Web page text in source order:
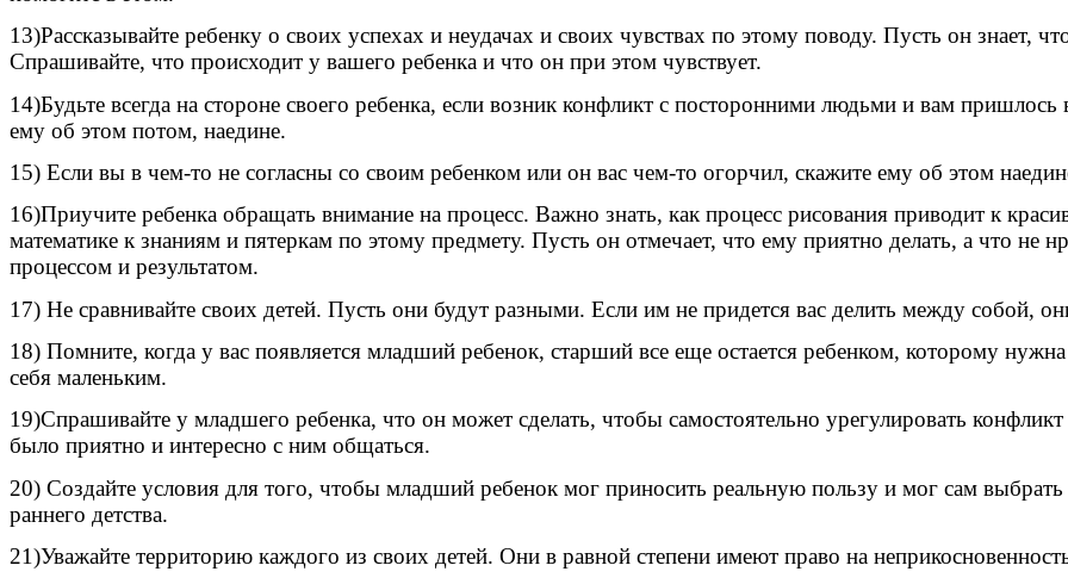
13)Рассказывайте ребенку о своих успехах и неудачах и своих чувствах по этому поводу. Пусть он знает,
Спрашивайте, что происходит у вашего ребенка и что он при этом чувствует.
14)Будьте всегда на стороне своего ребенка, если возник конфликт с посторонними людьми и вам
ему об этом потом, наедине.
15) Если вы в чем-то не согласны со своим ребенком или он вас чем-то огорчил, скажите ему об этом
16)Приучите ребенка обращать внимание на процесс. Важно знать, как процесс рисования приводит к
математике к знаниям и пятеркам по этому предмету. Пусть он отмечает, что ему приятно делать, а что не
процессом и результатом.
17) Не сравнивайте своих детей. Пусть они будут разными. Если им не придется вас делить между собой,
18) Помните, когда у вас появляется младший ребенок, старший все еще остается ребенком, которому
себя маленьким.
19)Спрашивайте у младшего ребенка, что он может сделать, чтобы самостоятельно урегулировать
было приятно и интересно с ним общаться.
20) Создайте условия для того, чтобы младший ребенок мог приносить реальную пользу и мог сам
раннего детства.
21)Уважайте территорию каждого из своих детей. Они в равной степени имеют право на